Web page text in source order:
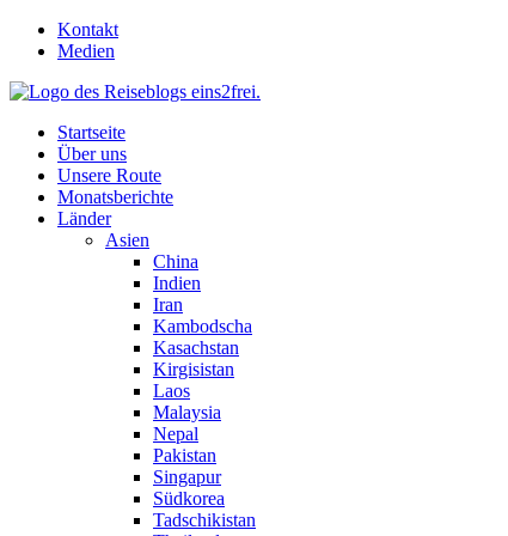
Skip
Kontakt
Medien
Startseite
Über uns
Unsere Route
Monatsberichte
Länder
Asien
China
Indien
Iran
Kambodscha
Kasachstan
Kirgisistan
Laos
Malaysia
Nepal
Pakistan
Singapur
Südkorea
Tadschikistan